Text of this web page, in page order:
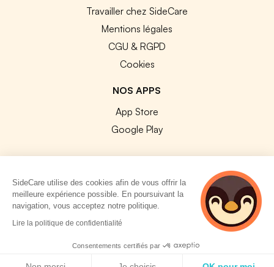
Travailler chez SideCare
Mentions légales
CGU & RGPD
Cookies
NOS APPS
App Store
Google Play
© 2026 SideCare. Tous droits réservés.
SideCare utilise des cookies afin de vous offrir la
meilleure expérience possible. En poursuivant la
navigation, vous acceptez notre politique.
Lire la politique de confidentialité
Consentements certifiés par
5 personnes
consultent
actuellement cette